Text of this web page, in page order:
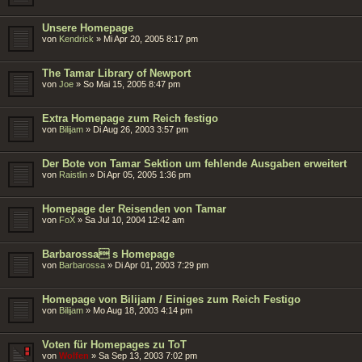
Unsere Homepage
von Kendrick » Mi Apr 20, 2005 8:17 pm
The Tamar Library of Newport
von Joe » So Mai 15, 2005 8:47 pm
Extra Homepage zum Reich festigo
von Bilijam » Di Aug 26, 2003 3:57 pm
Der Bote von Tamar Sektion um fehlende Ausgaben erweitert
von Raistlin » Di Apr 05, 2005 1:36 pm
Homepage der Reisenden von Tamar
von FoX » Sa Jul 10, 2004 12:42 am
Barbarossa s Homepage
von Barbarossa » Di Apr 01, 2003 7:29 pm
Homepage von Bilijam / Einiges zum Reich Festigo
von Bilijam » Mo Aug 18, 2003 4:14 pm
Voten für Homepages zu ToT
von Wolfen » Sa Sep 13, 2003 7:02 pm